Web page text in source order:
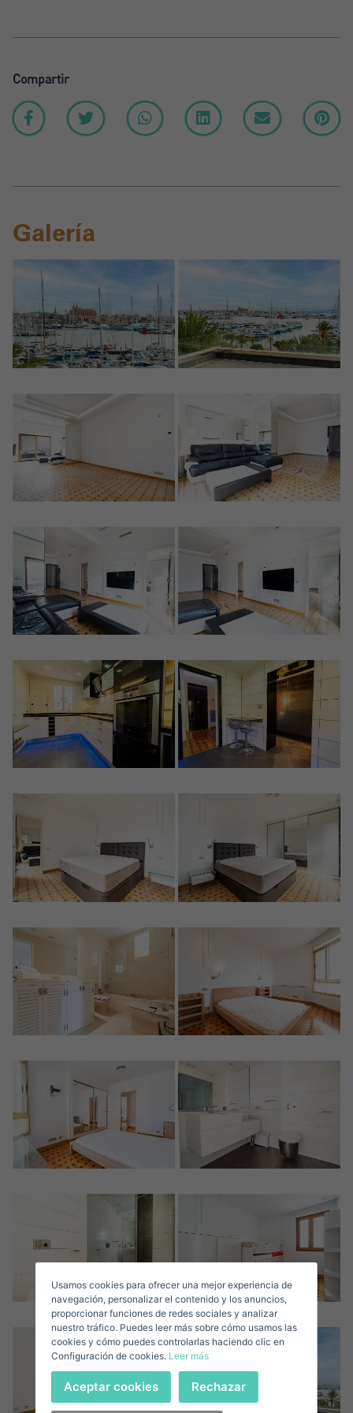
Compartir
Galería
Descargar Expose
Accede a tu cuenta
Iniciar sesión
Crear una cuenta
Nombre*
Correo Electrónico*
Teléfono*
United
+1
Vende tu Propiedad
United
States
+1
+1
Usamos cookies para ofrecer una mejor experiencia de
navegación, personalizar el contenido y los anuncios,
proporcionar funciones de redes sociales y analizar
nuestro tráfico. Puedes leer más sobre cómo usamos las
cookies y cómo puedes controlarlas haciendo clic en
Configuración de cookies. Leer más
Aceptar cookies Rechazar